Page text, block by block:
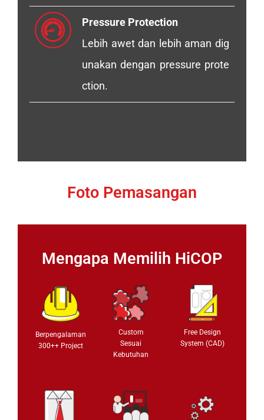
Pressure Protection
Lebih awet dan lebih aman dig
unakan dengan pressure prote
ction.
Foto Pemasangan
Mengapa Memilih HiCOP
Berpengalaman
300++ Project
Custom
Sesuai
Kebutuhan
Free Design
System (CAD)